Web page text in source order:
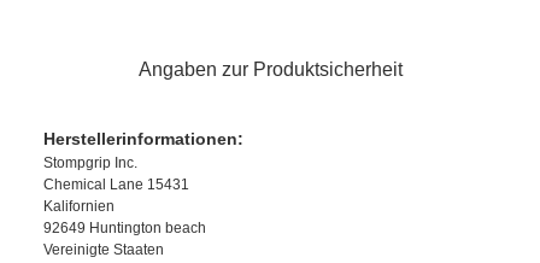
Angaben zur Produktsicherheit
Herstellerinformationen:
Stompgrip Inc.
Chemical Lane 15431
Kalifornien
92649 Huntington beach
Vereinigte Staaten